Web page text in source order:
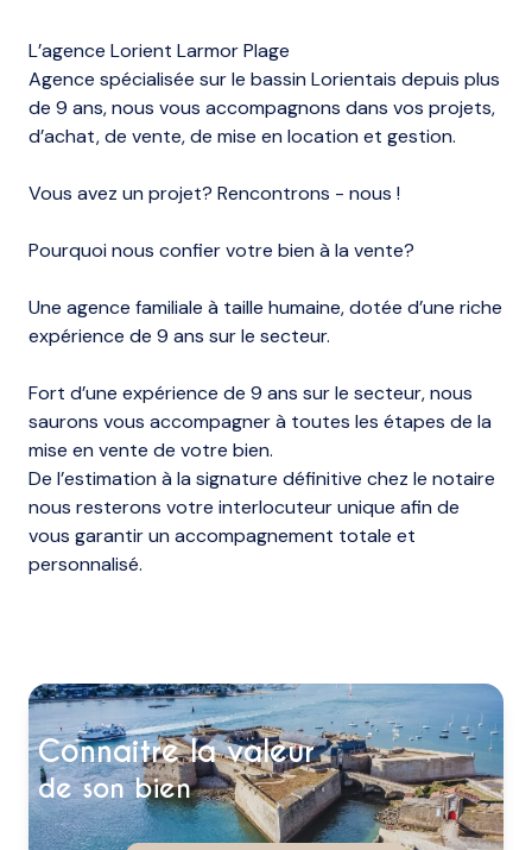
connaitre la valeur
de son bien
L’agence Lorient Larmor Plage
Agence spécialisée sur le bassin Lorientais depuis plus
de 9 ans, nous vous accompagnons dans vos projets,
d’achat, de vente, de mise en location et gestion.
Vous avez un projet? Rencontrons - nous !
Pourquoi nous confier votre bien à la vente?
Une agence familiale à taille humaine, dotée d’une riche
expérience de 9 ans sur le secteur.
Fort d’une expérience de 9 ans sur le secteur, nous
saurons vous accompagner à toutes les étapes de la
mise en vente de votre bien.
De l’estimation à la signature définitive chez le notaire
nous resterons votre interlocuteur unique afin de
vous garantir un accompagnement totale et
personnalisé.